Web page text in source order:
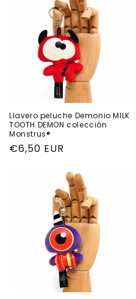
Llavero peluche Demonio MILK
TOOTH DEMON colección
Monstrus®
Precio
€6,50 EUR